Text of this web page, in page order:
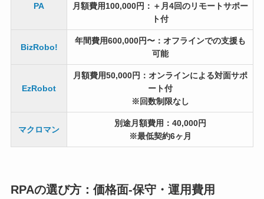
PA
月額費用100,000円：＋月4回のリモートサポー
ト付
BizRobo!
年間費用600,000円〜：オフラインでの支援も
可能
EzRobot
月額費用50,000円：オンラインによる対面サポ
ート付
※回数制限なし
マクロマン
別途月額費用：40,000円
※最低契約6ヶ月
RPAの選び方：価格面-保守・運用費用